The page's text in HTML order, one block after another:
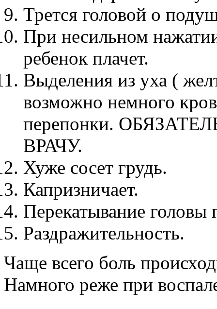
Трется головой о
При несильном
ребенок плачет.
Выделения из уха (
возможно немного
перепонки.
ВРАЧУ.
Хуже сосет грудь.
Капризничает.
Перекатывание головы
Раздражительность.
Чаще всего боль
Намного реже при